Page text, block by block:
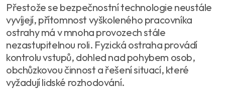
Přestože se bezpečnostní technologie neustále
vyvíjejí, přítomnost vyškoleného pracovníka
ostrahy má v mnoha provozech stále
nezastupitelnou roli. Fyzická ostraha provádí
kontrolu vstupů, dohled nad pohybem osob,
obchůzkovou činnost a řešení situací, které
vyžadují lidské rozhodování.